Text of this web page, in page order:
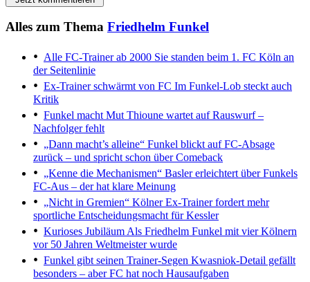
Alles zum Thema Friedhelm Funkel
Alle FC-Trainer ab 2000 Sie standen beim 1. FC Köln an
der Seitenlinie
Ex-Trainer schwärmt von FC Im Funkel-Lob steckt auch
Kritik
Funkel macht Mut Thioune wartet auf Rauswurf –
Nachfolger fehlt
„Dann macht’s alleine“ Funkel blickt auf FC-Absage
zurück – und spricht schon über Comeback
„Kenne die Mechanismen“ Basler erleichtert über Funkels
FC-Aus – der hat klare Meinung
„Nicht in Gremien“ Kölner Ex-Trainer fordert mehr
sportliche Entscheidungsmacht für Kessler
Kurioses Jubiläum Als Friedhelm Funkel mit vier Kölnern
vor 50 Jahren Weltmeister wurde
Funkel gibt seinen Trainer-Segen Kwasniok-Detail gefällt
besonders – aber FC hat noch Hausaufgaben